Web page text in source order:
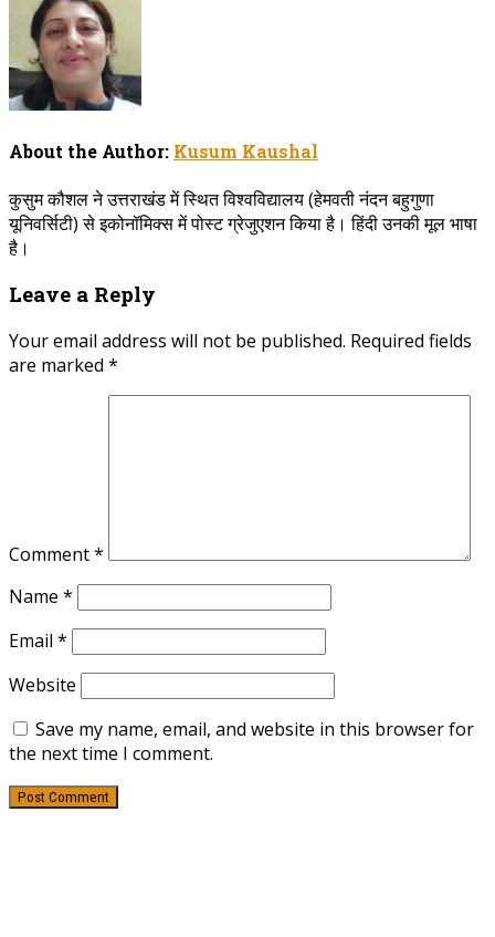
About the Author: Kusum Kaushal
कुसुम कौशल ने उत्तराखंड में स्थित विश्वविद्यालय (हेमवती नंदन बहुगुणा
यूनिवर्सिटी) से इकोनॉमिक्स में पोस्ट ग्रेजुएशन किया है। हिंदी उनकी मूल भाषा
है।
Leave a Reply
Your email address will not be published. Required fields
are marked *
Comment*
Name *
Email *
Website
Save my name, email, and website in this browser for
the next time I comment.